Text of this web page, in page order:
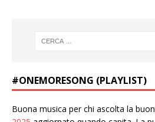
#ONEMORESONG (PLAYLIST)
Buona musica per chi ascolta la